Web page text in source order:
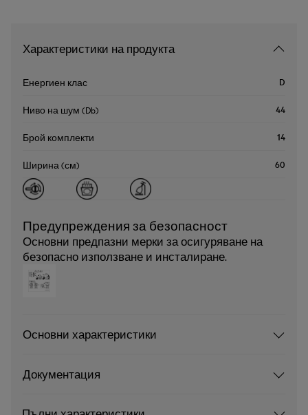
Характеристики на продукта
Енергиен клас D
Ниво на шум (Db) 44
Брой комплекти 14
Ширина (см) 60
Предупреждения за безопасност
Основни предпазни мерки за осигуряване на
безопасно използване и инсталиране.
Основни характеристики
Документация